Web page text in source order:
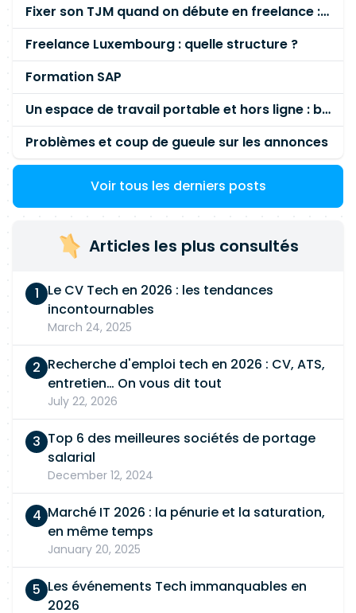
Fixer son TJM quand on débute en freelance : la méthode mathématique (et pas au feeling) 🛑
Freelance Luxembourg : quelle structure ?
Formation SAP
Un espace de travail portable et hors ligne : besoin réel ou fausse bonne idée ?
Problèmes et coup de gueule sur les annonces
Voir tous les derniers posts
Articles les plus consultés
Le CV Tech en 2026 : les tendances
incontournables
March 24, 2025
Recherche d'emploi tech en 2026 : CV, ATS,
entretien… On vous dit tout
July 22, 2026
Top 6 des meilleures sociétés de portage
salarial
December 12, 2024
Marché IT 2026 : la pénurie et la saturation,
en même temps
January 20, 2025
Les événements Tech immanquables en
2026